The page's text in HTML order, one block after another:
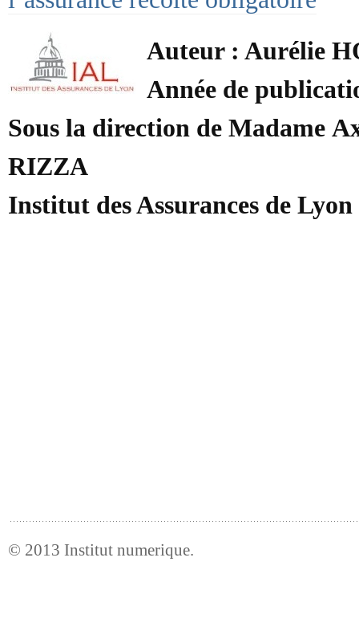
Auteur : Aurélie
Année de
Sous la direction de Madame
RIZZA
Institut des Assurances de Lyon
© 2013 Institut numerique.